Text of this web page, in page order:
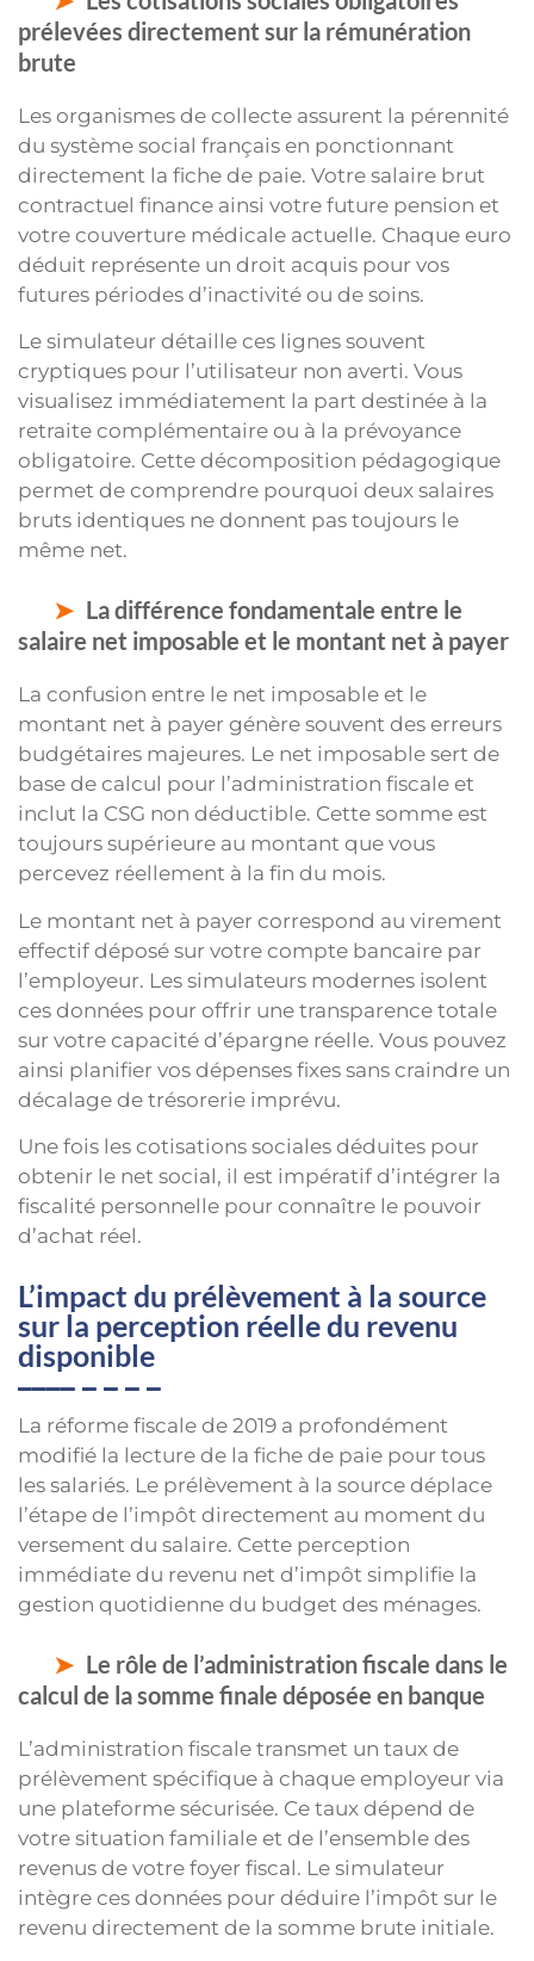
prélevées directement sur la rémunération
brute
Les organismes de collecte assurent la pérennité
du système social français en ponctionnant
directement la fiche de paie. Votre salaire brut
contractuel finance ainsi votre future pension et
votre couverture médicale actuelle. Chaque euro
déduit représente un droit acquis pour vos
futures périodes d’inactivité ou de soins.
Le simulateur détaille ces lignes souvent
cryptiques pour l’utilisateur non averti. Vous
visualisez immédiatement la part destinée à la
retraite complémentaire ou à la prévoyance
obligatoire. Cette décomposition pédagogique
permet de comprendre pourquoi deux salaires
bruts identiques ne donnent pas toujours le
même net.
La différence fondamentale entre le
salaire net imposable et le montant net à payer
La confusion entre le net imposable et le
montant net à payer génère souvent des erreurs
budgétaires majeures. Le net imposable sert de
base de calcul pour l’administration fiscale et
inclut la CSG non déductible. Cette somme est
toujours supérieure au montant que vous
percevez réellement à la fin du mois.
Le montant net à payer correspond au virement
effectif déposé sur votre compte bancaire par
l’employeur. Les simulateurs modernes isolent
ces données pour offrir une transparence totale
sur votre capacité d’épargne réelle. Vous pouvez
ainsi planifier vos dépenses fixes sans craindre un
décalage de trésorerie imprévu.
Une fois les cotisations sociales déduites pour
obtenir le net social, il est impératif d’intégrer la
fiscalité personnelle pour connaître le pouvoir
d’achat réel.
L’impact du prélèvement à la source
sur la perception réelle du revenu
disponible
La réforme fiscale de 2019 a profondément
modifié la lecture de la fiche de paie pour tous
les salariés. Le prélèvement à la source déplace
l’étape de l’impôt directement au moment du
versement du salaire. Cette perception
immédiate du revenu net d’impôt simplifie la
gestion quotidienne du budget des ménages.
Le rôle de l’administration fiscale dans le
calcul de la somme finale déposée en banque
L’administration fiscale transmet un taux de
prélèvement spécifique à chaque employeur via
une plateforme sécurisée. Ce taux dépend de
votre situation familiale et de l’ensemble des
revenus de votre foyer fiscal. Le simulateur
intègre ces données pour déduire l’impôt sur le
revenu directement de la somme brute initiale.